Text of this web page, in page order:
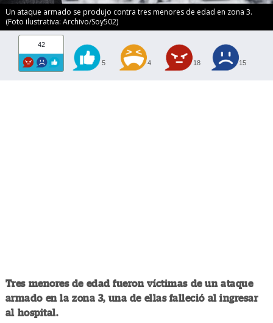
Un ataque armado se produjo contra tres menores de edad en zona 3.
(Foto ilustrativa: Archivo/Soy502)
42
5 4 18 15
Tres menores de edad fueron víctimas de un ataque
armado en la zona 3, una de ellas falleció al ingresar
al hospital.